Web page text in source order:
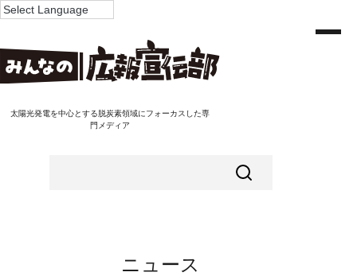
太陽光発電を中心とする脱炭素領域にフォーカスした専
門メディア
ニュース